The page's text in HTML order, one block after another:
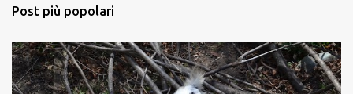
m
e
n
t
Post più popolari